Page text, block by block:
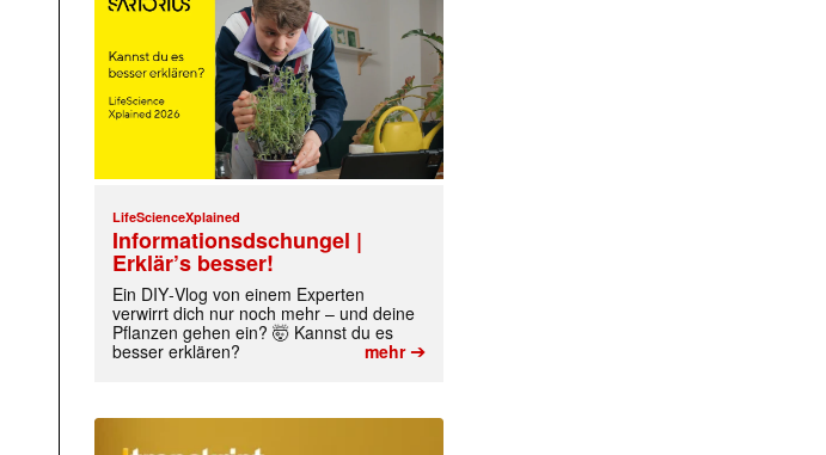
LifeScienceXplained
Informationsdschungel |
Erklär’s besser!
Ein DIY‑Vlog von einem Experten
verwirrt dich nur noch mehr – und deine
Pflanzen gehen ein? 🤯 Kannst du es
besser erklären?
mehr➔